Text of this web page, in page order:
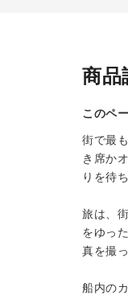
商品
このペ
街で最
き席か
りを待
旅は、
をゆっ
真を撮
船内の